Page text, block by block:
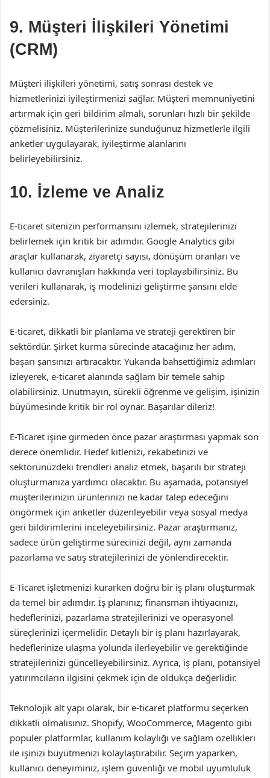
9. Müşteri İlişkileri Yönetimi
(CRM)
Müşteri ilişkileri yönetimi, satış sonrası destek ve
hizmetlerinizi iyileştirmenizi sağlar. Müşteri memnuniyetini
artırmak için geri bildirim almalı, sorunları hızlı bir şekilde
çözmelisiniz. Müşterilerinize sunduğunuz hizmetlerle ilgili
anketler uygulayarak, iyileştirme alanlarını
belirleyebilirsiniz.
10. İzleme ve Analiz
E-ticaret sitenizin performansını izlemek, stratejilerinizi
belirlemek için kritik bir adımdır. Google Analytics gibi
araçlar kullanarak, ziyaretçi sayısı, dönüşüm oranları ve
kullanıcı davranışları hakkında veri toplayabilirsiniz. Bu
verileri kullanarak, iş modelinizi geliştirme şansını elde
edersiniz.
E-ticaret, dikkatli bir planlama ve strateji gerektiren bir
sektördür. Şirket kurma sürecinde atacağınız her adım,
başarı şansınızı artıracaktır. Yukarıda bahsettiğimiz adımları
izleyerek, e-ticaret alanında sağlam bir temele sahip
olabilirsiniz. Unutmayın, sürekli öğrenme ve gelişim, işinizin
büyümesinde kritik bir rol oynar. Başarılar dileriz!
E-Ticaret işine girmeden önce pazar araştırması yapmak son
derece önemlidir. Hedef kitlenizi, rekabetinizi ve
sektörünüzdeki trendleri analiz etmek, başarılı bir strateji
oluşturmanıza yardımcı olacaktır. Bu aşamada, potansiyel
müşterilerinizin ürünlerinizi ne kadar talep edeceğini
öngörmek için anketler düzenleyebilir veya sosyal medya
geri bildirimlerini inceleyebilirsiniz. Pazar araştırmanız,
sadece ürün geliştirme sürecinizi değil, aynı zamanda
pazarlama ve satış stratejilerinizi de yönlendirecektir.
E-Ticaret işletmenizi kurarken doğru bir iş planı oluşturmak
da temel bir adımdır. İş planınız; finansman ihtiyacınızı,
hedeflerinizi, pazarlama stratejilerinizi ve operasyonel
süreçlerinizi içermelidir. Detaylı bir iş planı hazırlayarak,
hedeflerinize ulaşma yolunda ilerleyebilir ve gerektiğinde
stratejilerinizi güncelleyebilirsiniz. Ayrıca, iş planı, potansiyel
yatırımcıların ilgisini çekmek için de oldukça değerlidir.
Teknolojik alt yapı olarak, bir e-ticaret platformu seçerken
dikkatli olmalısınız. Shopify, WooCommerce, Magento gibi
popüler platformlar, kullanım kolaylığı ve sağlam özellikleri
ile işinizi büyütmenizi kolaylaştırabilir. Seçim yaparken,
kullanıcı deneyiminiz, işlem güvenliği ve mobil uyumluluk